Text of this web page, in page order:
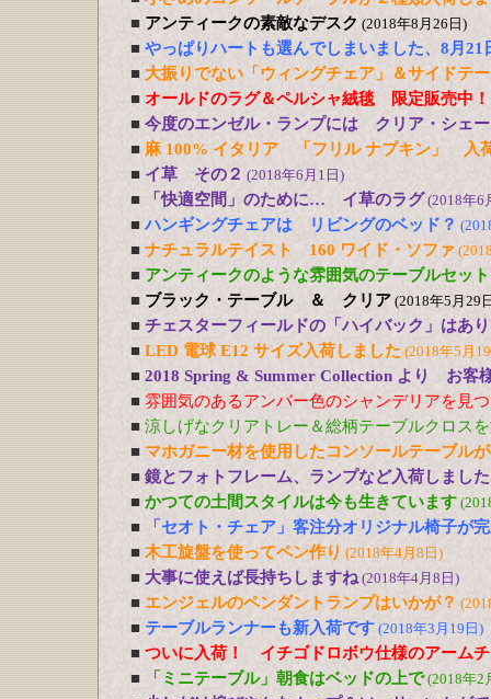
■ アンティークの素敵なデスク (2018年8月26日)
■ やっぱりハートも選んでしまいました、8月21
■ 大振りでない「ウィングチェア」＆サイドテ
■ オールドのラグ＆ペルシャ絨毯 限定販売中！
■ 今度のエンゼル・ランプには クリア・シェ
■ 麻 100% イタリア 「フリル ナプキン」 入
■ イ草 その２ (2018年6月1日)
■ 「快適空間」のために… イ草のラグ (2018年6
■ ハンギングチェアは リビングのベッド？
■ ナチュラルテイスト 160 ワイド・ソファ
■ アンティークのような雰囲気のテーブルセット
■ ブラック・テーブル ＆ クリア (2018年5月29
■ チェスターフィールドの「ハイバック」はあ
■ LED 電球 E12 サイズ入荷しました (2018年5月
■ 2018 Spring & Summer Collection より お客
■ 雰囲気のあるアンバー色のシャンデリアを見
■ 涼しげなクリアトレー＆総柄テーブルクロス
■ マホガニー材を使用したコンソールテーブル
■ 鏡とフォトフレーム、ランプなど入荷しました
■ かつての土間スタイルは今も生きています
■
「セオト・チェア」客注分オリジナル椅子が
■ 木工旋盤を使ってペン作り (2018年4月8日)
■ 大事に使えば長持ちしますね(2018年4月8日)
■ エンジェルのペンダントランプはいかが？
■ テーブルランナーも新入荷です (2018年3月19日)
■ ついに入荷！ イチゴドロボウ仕様のアーム
■
「ミニテーブル」朝食はベッドの上で(2018年2